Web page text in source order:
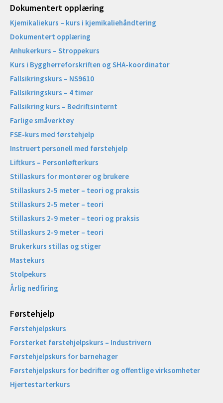
Dokumentert opplæring
Kjemikaliekurs – kurs i kjemikaliehåndtering
Dokumentert opplæring
Anhukerkurs – Stroppekurs
Kurs i Byggherreforskriften og SHA-koordinator
Fallsikringskurs – NS9610
Fallsikringskurs – 4 timer
Fallsikring kurs – Bedriftsinternt
Farlige småverktøy
FSE-kurs med førstehjelp
Instruert personell med førstehjelp
Liftkurs – Personløfterkurs
Stillaskurs for montører og brukere
Stillaskurs 2-5 meter – teori og praksis
Stillaskurs 2-5 meter – teori
Stillaskurs 2-9 meter – teori og praksis
Stillaskurs 2-9 meter – teori
Brukerkurs stillas og stiger
Mastekurs
Stolpekurs
Årlig nedfiring
Førstehjelp
Førstehjelpskurs
Forsterket førstehjelpskurs – Industrivern
Førstehjelpskurs for barnehager
Førstehjelpskurs for bedrifter og offentlige virksomheter
Hjertestarterkurs